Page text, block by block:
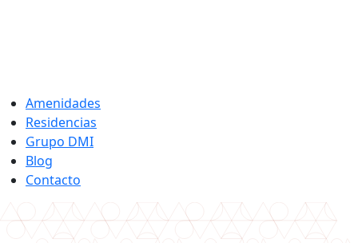
Amenidades
Residencias
Grupo DMI
Blog
Contacto